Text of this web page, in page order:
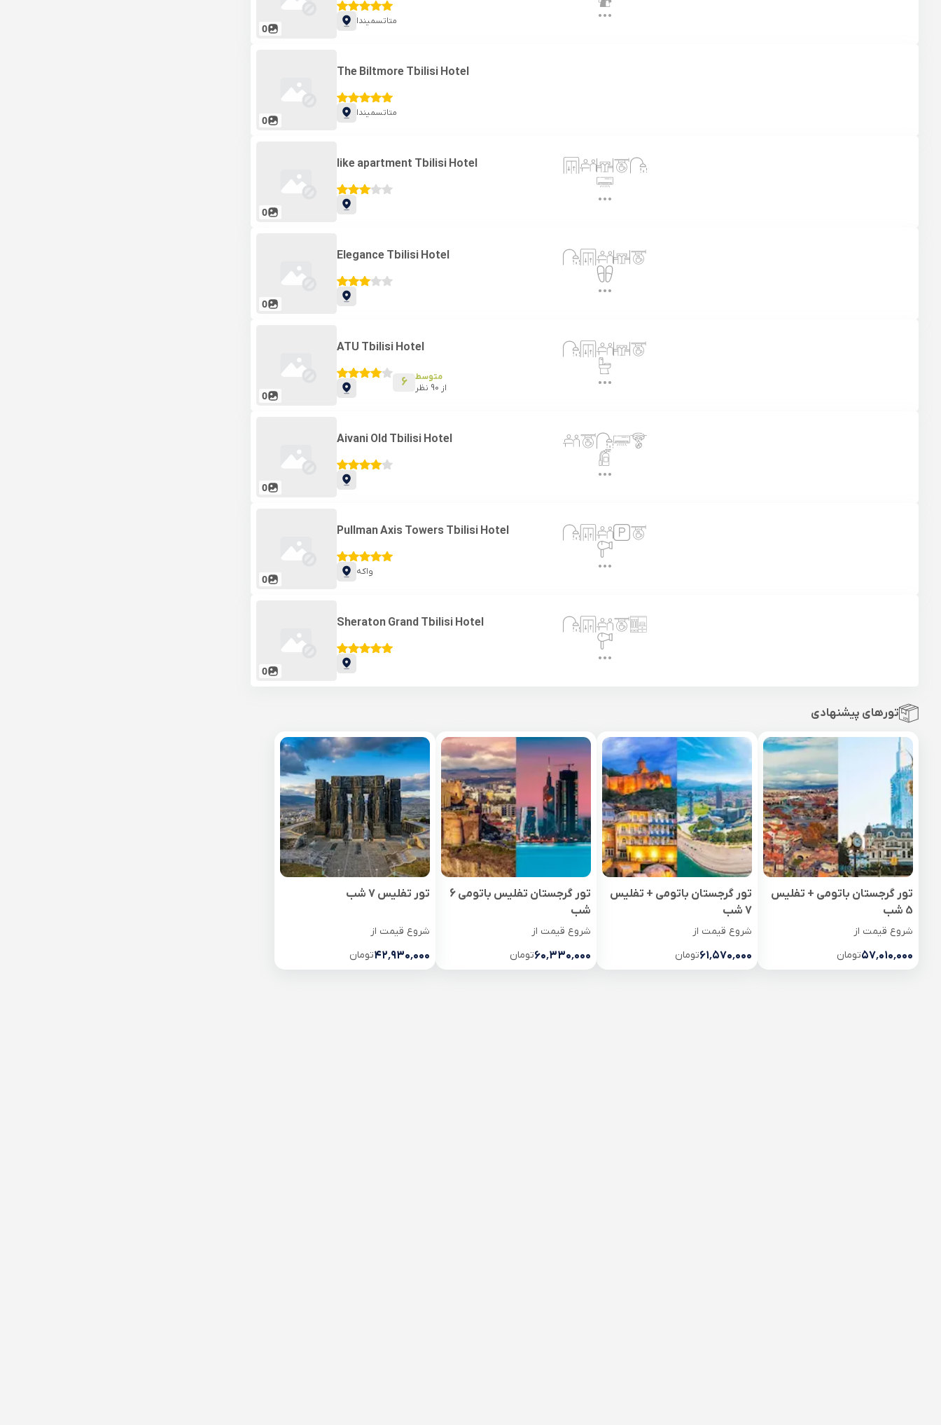
0
متاتسمیندا
0
The Biltmore Tbilisi Hotel
متاتسمیندا
0
like apartment Tbilisi Hotel
0
Elegance Tbilisi Hotel
0
ATU Tbilisi Hotel
6
متوسط
از 90 نظر
0
Aivani Old Tbilisi Hotel
0
Pullman Axis Towers Tbilisi Hotel
واکه
0
Sheraton Grand Tbilisi Hotel
تورهای پیشنهادی
تور گرجستان باتومی + تفلیس
5 شب
شروع قیمت از
۵۷٬۰۱۰٬۰۰۰تومان
تور گرجستان باتومی + تفلیس
7 شب
شروع قیمت از
۶۱٬۵۷۰٬۰۰۰تومان
تور گرجستان تفلیس باتومی 6
شب
شروع قیمت از
۶۰٬۳۳۰٬۰۰۰تومان
تور تفلیس 7 شب
شروع قیمت از
۴۲٬۹۳۰٬۰۰۰تومان